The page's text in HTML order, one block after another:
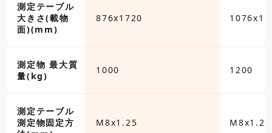
測定テーブル
大きさ(載物
面)(mm)
876x1720
測定物 最大質
量(kg)
1000 1200
測定テーブル
測定物固定方
M8x1.25 M8x1.25